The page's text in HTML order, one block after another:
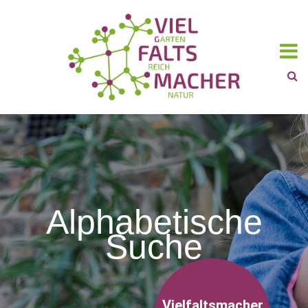
Alphabetische
Suche